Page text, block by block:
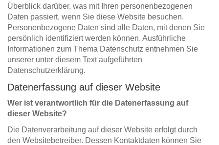
Überblick darüber, was mit Ihren personenbezogenen
Daten passiert, wenn Sie diese Website besuchen.
Personenbezogene Daten sind alle Daten, mit denen Sie
persönlich identifiziert werden können. Ausführliche
Informationen zum Thema Datenschutz entnehmen Sie
unserer unter diesem Text aufgeführten
Datenschutzerklärung.
Datenerfassung auf dieser Website
Wer ist verantwortlich für die Datenerfassung auf
dieser Website?
Die Datenverarbeitung auf dieser Website erfolgt durch
den Websitebetreiber. Dessen Kontaktdaten können Sie